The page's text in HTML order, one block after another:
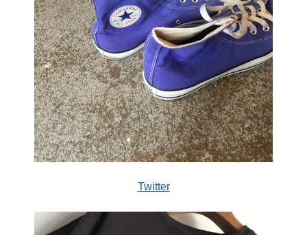
Twitter